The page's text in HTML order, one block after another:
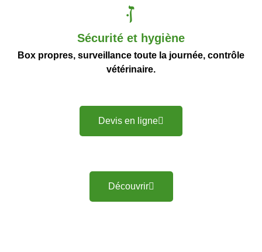
Sécurité et hygiène
Box propres, surveillance toute la journée, contrôle
vétérinaire.
Devis en ligne
Découvrir